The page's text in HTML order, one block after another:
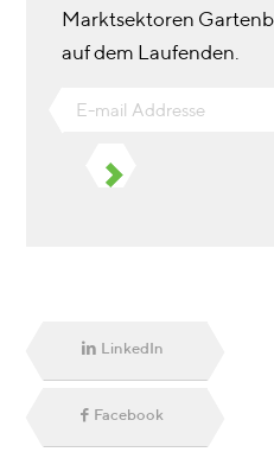
Marktsektoren
auf dem Laufenden.
mail
LinkedIn
Facebook